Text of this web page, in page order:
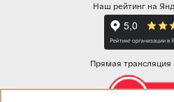
Наш рейтинг на
Прямая